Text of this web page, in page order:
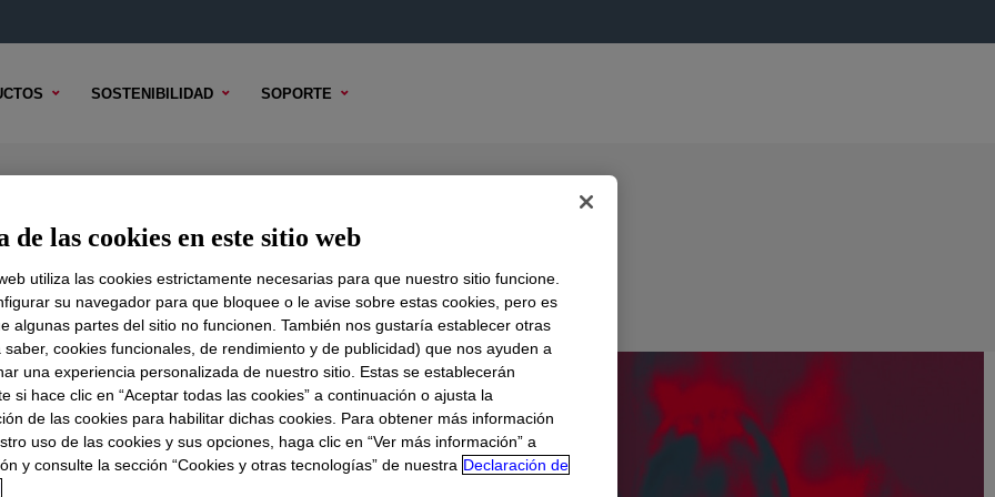
SOSTENIBILIDAD SOPORTE
TÉCNICO OPCIONES DE MUESTRA OPCIONES DE COMPRA
de las cookies en este sitio web
utiliza las cookies estrictamente necesarias para que nuestro sitio funcione.
su navegador para que bloquee o le avise sobre estas cookies, pero es
algunas partes del sitio no funcionen. También nos gustaría establecer otras
saber, cookies funcionales, de rendimiento y de publicidad) que nos ayuden a
una experiencia personalizada de nuestro sitio. Estas se establecerán
si hace clic en “Aceptar todas las cookies” a continuación o ajusta la
de las cookies para habilitar dichas cookies. Para obtener más información
uso de las cookies y sus opciones, haga clic en “Ver más información” a
y consulte la sección “Cookies y otras tecnologías” de nuestra Declaración de